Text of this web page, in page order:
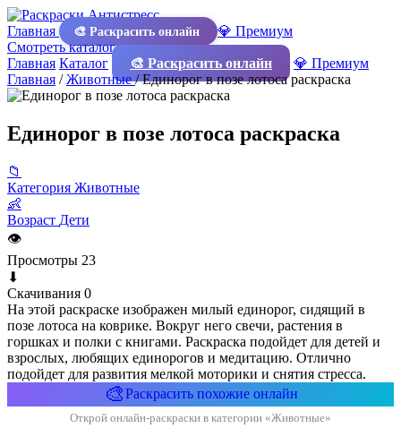
Главная 🎨 Раскрасить онлайн
💎 Премиум
Смотреть каталог
Главная Каталог 🎨 Раскрасить онлайн
💎 Премиум
Главная /Животные/Единорог в позе лотоса раскраска
Единорог в позе лотоса раскраска
📁
Категория Животные
👶
Возраст Дети
👁
Просмотры 23
⬇
Скачивания 0
На этой раскраске изображен милый единорог, сидящий в
позе лотоса на коврике. Вокруг него свечи, растения в
горшках и полки с книгами. Раскраска подойдет для детей и
взрослых, любящих единорогов и медитацию. Отлично
подойдет для развития мелкой моторики и снятия стресса.
🎨Раскрасить похожие онлайн
Открой онлайн-раскраски в категории «Животные»